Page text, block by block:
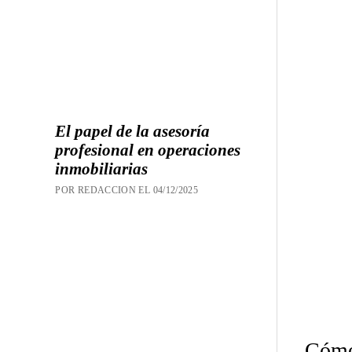
El papel de la asesoría
profesional en operaciones
inmobiliarias
POR REDACCION EL 04/12/2025